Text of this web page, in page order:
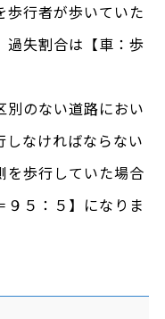
歩行者が歩いていた
過失割合は【車：歩
別のない道路におい
しなければならない
を歩行していた場合
９５：５】になりま